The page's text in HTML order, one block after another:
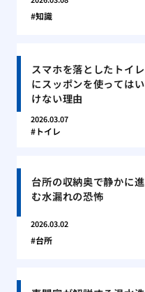
知識
スマホを落としたトイレ
にスッポンを使ってはい
けない理由
2026.03.07
トイレ
台所の収納奥で静かに進
む水漏れの恐怖
2026.03.02
台所